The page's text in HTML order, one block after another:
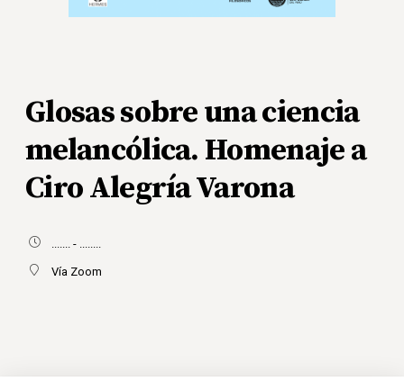
Glosas sobre una ciencia
melancólica. Homenaje a
Ciro Alegría Varona
....... - ........
Vía Zoom